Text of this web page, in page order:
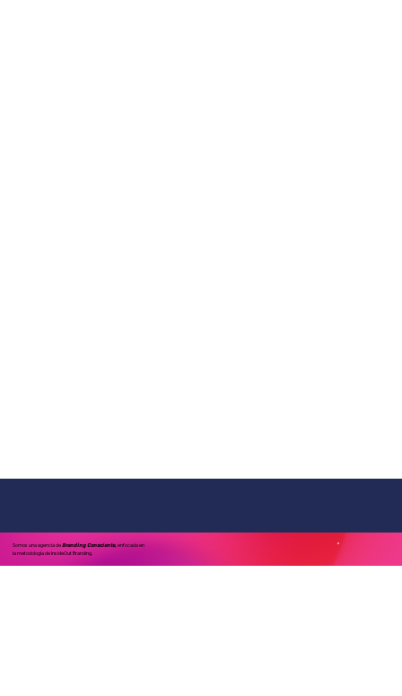
Somos una agencia de Branding Consciente, enfocada en
la metodología de InsideOut Branding.